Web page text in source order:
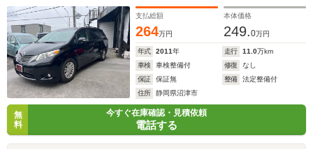
支払総額
264万円
本体価格
249.0万円
年式 2011年 走行 11.0万km
車検
車検整備付 修復
なし
保証
保証無 整備
法定整備付
住所
静岡県沼津市
無
料
今すぐ在庫確認・見積依頼
電話する